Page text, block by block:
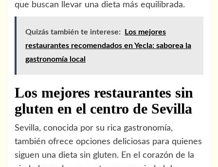
que buscan llevar una dieta más equilibrada.
Quizás también te interese:
Los mejores
restaurantes recomendados en Yecla: saborea la
gastronomía local
Los mejores restaurantes sin
gluten en el centro de Sevilla
Sevilla, conocida por su rica gastronomía,
también ofrece opciones deliciosas para quienes
siguen una dieta sin gluten. En el corazón de la